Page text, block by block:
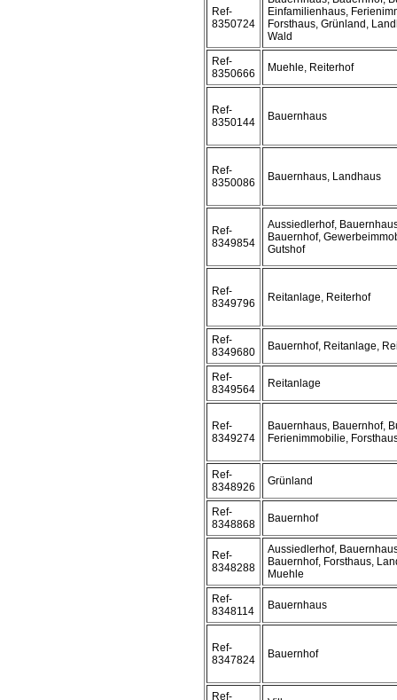
Ref-
8350724
Einfamilienhaus,
Forsthaus, Grünland,
Wald
Ref-
8350666
Muehle, Reiterhof
Ref-
8350144
Bauernhaus
Ref-
8350086
Bauernhaus, Landhaus
Ref-
8349854
Aussiedlerhof,
Bauernhof,
Gutshof
Ref-
8349796
Reitanlage, Reiterhof
Ref-
8349680
Bauernhof, Reitanlage,
Ref-
8349564
Reitanlage
Ref-
8349274
Bauernhaus, Bauernhof,
Ferienimmobilie,
Ref-
8348926
Grünland
Ref-
8348868
Bauernhof
Ref-
8348288
Aussiedlerhof,
Bauernhof, Forsthaus,
Muehle
Ref-
8348114
Bauernhaus
Ref-
8347824
Bauernhof
Ref-